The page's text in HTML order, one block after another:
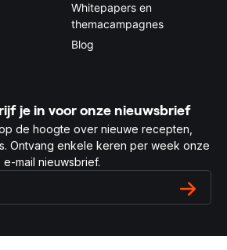
Whitepapers en
themacampagnes
Blog
je in voor onze nieuwsbrief
de hoogte over nieuwe recepten,
Ontvang enkele keren per week onze
e-mail nieuwsbrief.